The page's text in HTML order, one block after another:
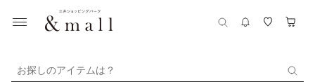
お探しのアイテムは？